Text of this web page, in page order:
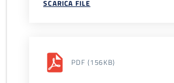
SCARICA FILE
PDF (156KB)